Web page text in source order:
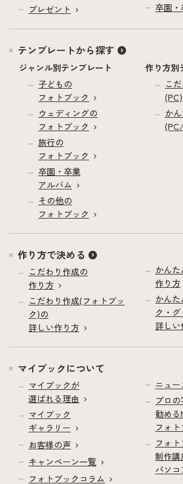
プレゼント
卒園
テンプレートから探す
ジャンル別テンプレート
子どもの
フォトブック
ウェディングの
フォトブック
旅行の
フォトブック
卒園・卒業
アルバム
その他の
フォトブック
作り方別
こ
(PC)
か
作り方で決める
こだわり作成の
作り方
こだわり作成(フォトブッ
ク)の
詳しい作り方
かん
作り方
かん
ク・
詳し
マイブックについて
マイブックが
選ばれる理由
マイブック
ギャラリー
お客様の声
キャンペーン一覧
フォトブックコラム
ニュ
プロ
勧める
フォト
フォ
制作講
パソ